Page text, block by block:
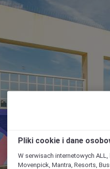
Pliki cookie i dane
W serwisach internetowych
Movenpick, Mantra, Resorts,